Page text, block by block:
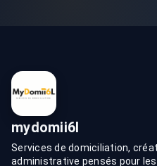
mydomii6l
Services de domiciliation,
administrative pensés pour